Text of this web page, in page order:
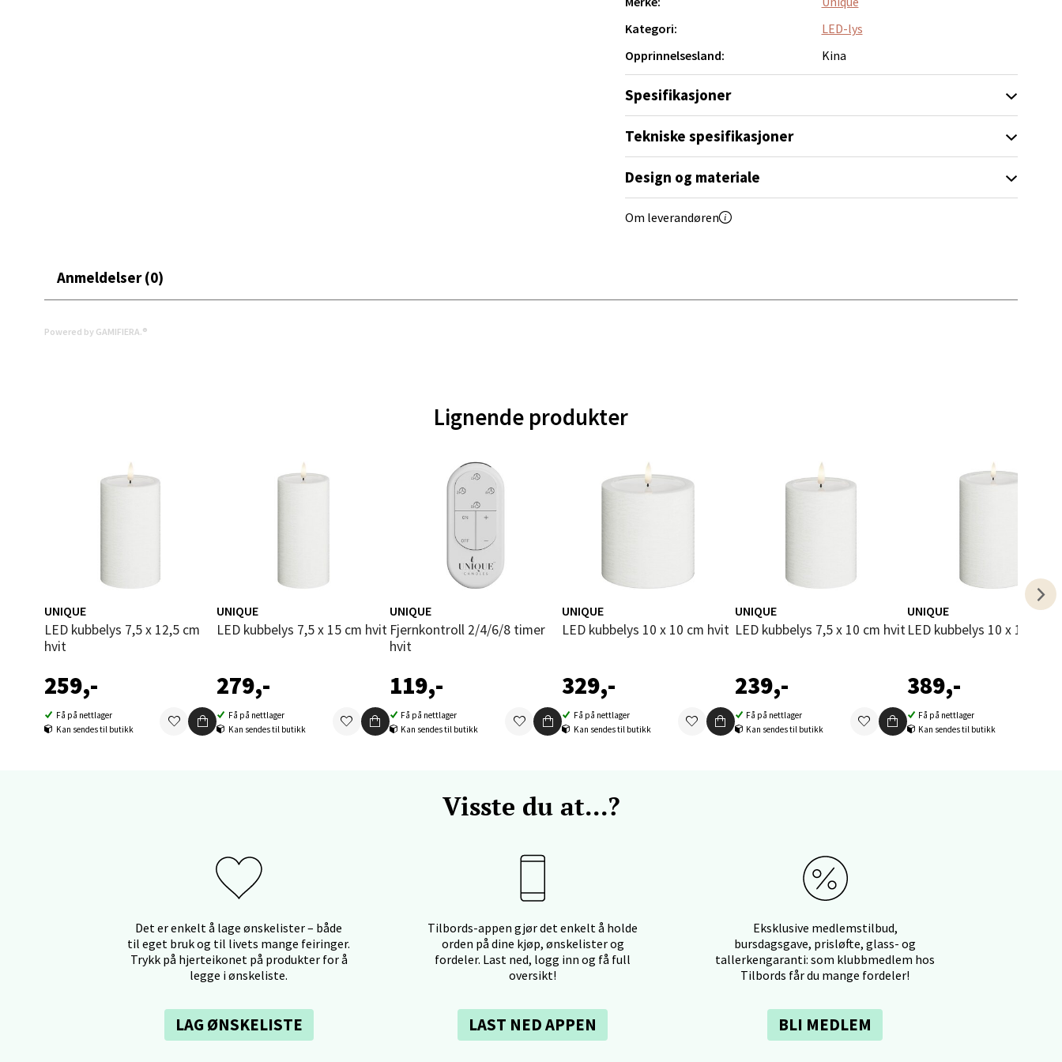
Kategori:
LED-lys
Opprinnelsesland:
Kina
Spesifikasjoner
Tekniske spesifikasjoner
Design og materiale
Om leverandøren
Anmeldelser (0)
Powered by GAMIFIERA.®
Lignende produkter
UNIQUE
LED kubbelys 7,5 x 12,5 cm
hvit
259,-
Få på nettlager
Kan sendes til butikk
UNIQUE
LED kubbelys 7,5 x 15 cm hvit
279,-
Få på nettlager
Kan sendes til butikk
UNIQUE
Fjernkontroll 2/4/6/8 timer
hvit
119,-
Få på nettlager
Kan sendes til butikk
UNIQUE
LED kubbelys 10 x 10 cm hvit
329,-
Få på nettlager
Kan sendes til butikk
UNIQUE
LED kubbelys 7,5 x 10 cm hvit
239,-
Få på nettlager
Kan sendes til butikk
UNIQUE
LED kubbelys 10 x 15 cm
389,-
Få på nettlager
Kan sendes til butikk
Visste du at...?
Det er enkelt å lage ønskelister – både
til eget bruk og til livets mange feiringer.
Trykk på hjerteikonet på produkter for å
legge i ønskeliste.
LAG ØNSKELISTE
Tilbords-appen gjør det enkelt å holde
orden på dine kjøp, ønskelister og
fordeler. Last ned, logg inn og få full
oversikt!
LAST NED APPEN
Eksklusive medlemstilbud,
bursdagsgave, prisløfte, glass- og
tallerkengaranti: som klubbmedlem hos
Tilbords får du mange fordeler!
BLI MEDLEM
Velg
Madla
Levanger - Magneten
Moafjæra 14, 7606 Levanger
Mandal - Alti Mandal
Skarvøyveien 55, 4517 Mandal
Åpent i dag 10-18
Mo i Rana - Thon Senter Mo i Rana
Ålesund - Thon Senter Moa
0 i butikk
Molde - Moldetorget